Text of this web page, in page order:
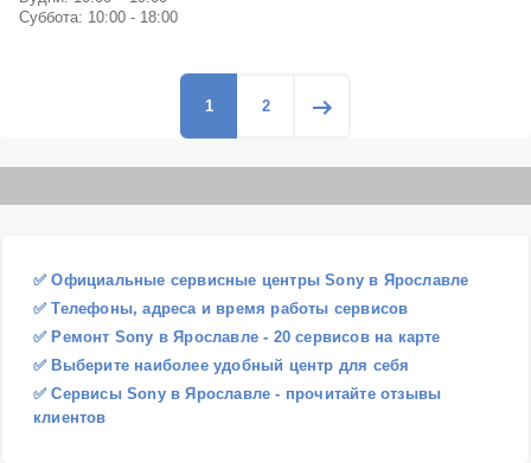
Суббота: 10:00 - 18:00
1 2
✅ Официальные сервисные центры Sony в Ярославле
✅ Телефоны, адреса и время работы сервисов
✅ Ремонт Sony в Ярославле - 20 сервисов на карте
✅ Выберите наиболее удобный центр для себя
✅ Сервисы Sony в Ярославле - прочитайте отзывы
клиентов